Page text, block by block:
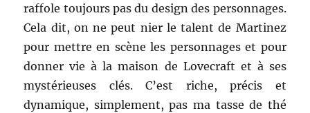
raffole toujours pas du design des personnages.
Cela dit, on ne peut nier le talent de Martinez
pour mettre en scène les personnages et pour
donner vie à la maison de Lovecraft et à ses
mystérieuses clés. C’est riche, précis et
dynamique, simplement, pas ma tasse de thé